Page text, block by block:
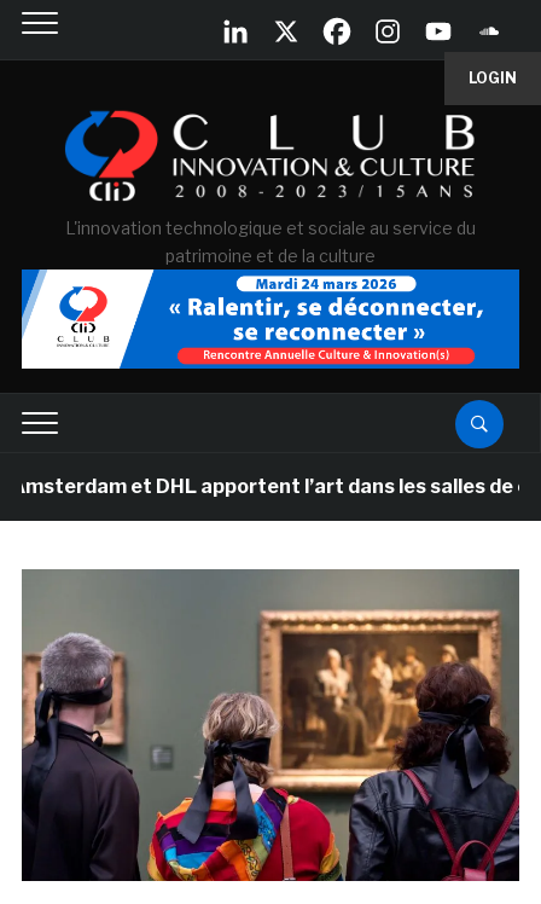
LOGIN
L'innovation technologique et sociale au service du
patrimoine et de la culture
et DHL apportent l’art dans les salles de classe